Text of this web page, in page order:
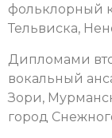
фольклорный
Тельвиска,
Дипломами
вокальный
Зори,
город